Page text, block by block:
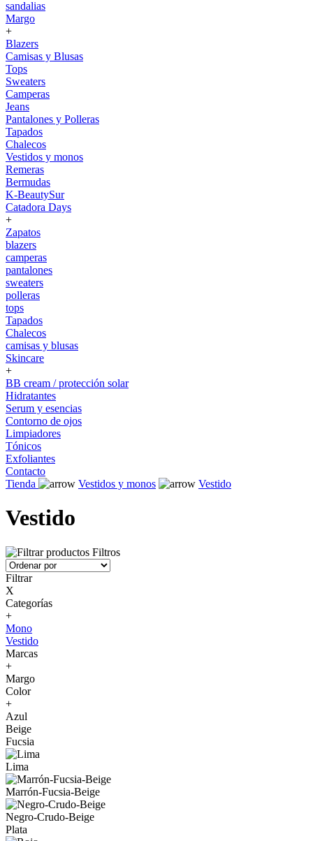
sandalias
Margo
+
Blazers
Camisas y Blusas
Tops
Sweaters
Camperas
Jeans
Pantalones y Polleras
Tapados
Chalecos
Vestidos y monos
Remeras
Bermudas
K-BeautySur
Catadora Days
+
Zapatos
blazers
camperas
pantalones
sweaters
polleras
tops
Tapados
Chalecos
camisas y blusas
Skincare
+
BB cream / protección solar
Hidratantes
Serum y esencias
Contorno de ojos
Limpiadores
Tónicos
Exfoliantes
Contacto
Tienda
Vestidos y monos Vestido
Vestido
Filtros
Filtrar
X
Categorías
+
Mono
Vestido
Marcas
+
Margo
Color
+
Azul
Beige
Fucsia
Lima
Marrón-Fucsia-Beige
Negro-Crudo-Beige
Plata